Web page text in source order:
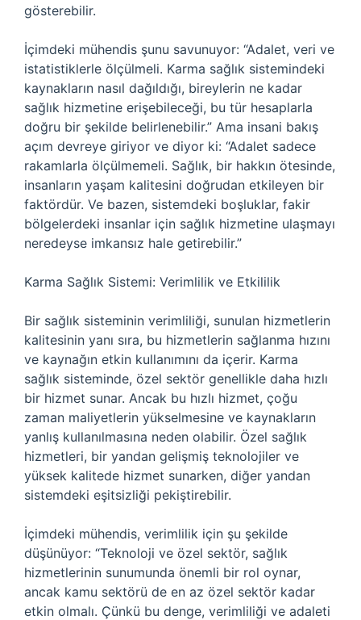
gösterebilir.
İçimdeki mühendis şunu savunuyor: “Adalet, veri ve
istatistiklerle ölçülmeli. Karma sağlık sistemindeki
kaynakların nasıl dağıldığı, bireylerin ne kadar
sağlık hizmetine erişebileceği, bu tür hesaplarla
doğru bir şekilde belirlenebilir.” Ama insani bakış
açım devreye giriyor ve diyor ki: “Adalet sadece
rakamlarla ölçülmemeli. Sağlık, bir hakkın ötesinde,
insanların yaşam kalitesini doğrudan etkileyen bir
faktördür. Ve bazen, sistemdeki boşluklar, fakir
bölgelerdeki insanlar için sağlık hizmetine ulaşmayı
neredeyse imkansız hale getirebilir.”
Karma Sağlık Sistemi: Verimlilik ve Etkililik
Bir sağlık sisteminin verimliliği, sunulan hizmetlerin
kalitesinin yanı sıra, bu hizmetlerin sağlanma hızını
ve kaynağın etkin kullanımını da içerir. Karma
sağlık sisteminde, özel sektör genellikle daha hızlı
bir hizmet sunar. Ancak bu hızlı hizmet, çoğu
zaman maliyetlerin yükselmesine ve kaynakların
yanlış kullanılmasına neden olabilir. Özel sağlık
hizmetleri, bir yandan gelişmiş teknolojiler ve
yüksek kalitede hizmet sunarken, diğer yandan
sistemdeki eşitsizliği pekiştirebilir.
İçimdeki mühendis, verimlilik için şu şekilde
düşünüyor: “Teknoloji ve özel sektör, sağlık
hizmetlerinin sunumunda önemli bir rol oynar,
ancak kamu sektörü de en az özel sektör kadar
etkin olmalı. Çünkü bu denge, verimliliği ve adaleti